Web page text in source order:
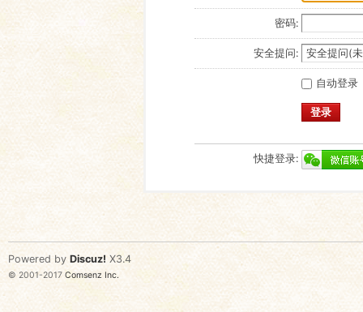
密码:
安全提问:
自动登录
登录
快捷登录:
Powered by Discuz! X3.4
© 2001-2017 Comsenz Inc.